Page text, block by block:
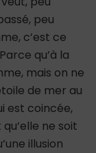
peu
c’est ce
qu’à la
mais on ne
de mer au
est coincée,
ne soit
illusion